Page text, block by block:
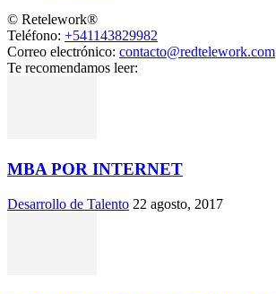
© Retelework®
Teléfono: +541143829982
Correo electrónico: contacto@redtelework.com
Te recomendamos leer:
MBA POR INTERNET
Desarrollo de Talento 22 agosto, 2017